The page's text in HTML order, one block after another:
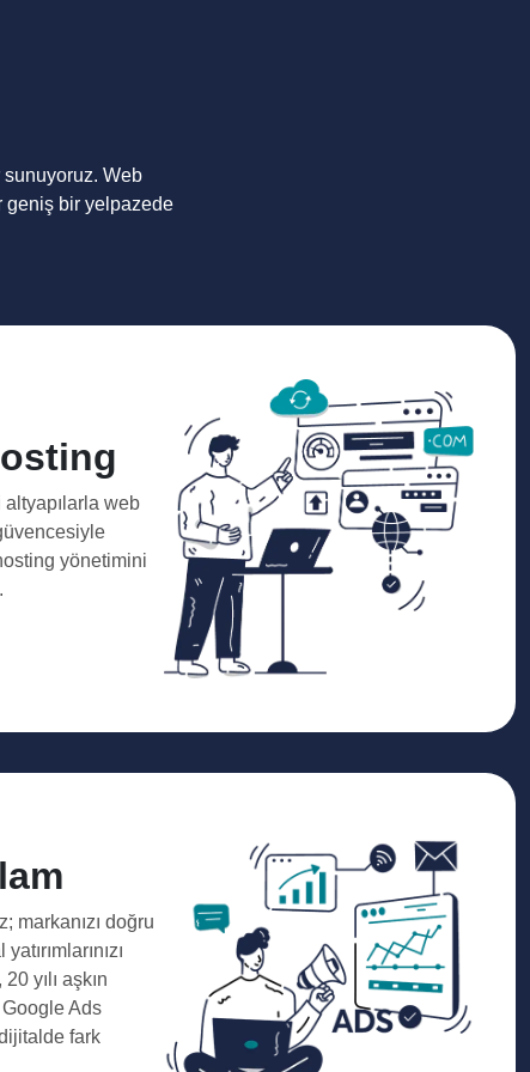
Web
geniş bir yelpazede
altyapılarla web
yönetimini
markanızı doğru
yılı aşkın
Ads
fark